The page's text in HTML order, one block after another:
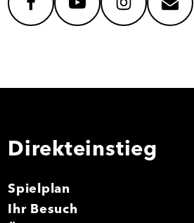
facebookyoutubeinstagrammail
Direkteinstieg
Spielplan
Ihr Besuch